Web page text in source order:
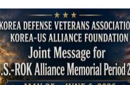
기 행정부에서 국가안보보좌관을
역임한 마이클 T. 플린(Michael T.
Flynn) 예비역 중장이 특별연사로
참석하여 「지역안보와 한반도의
미래」를 주제로 강연을 하였습니
다.